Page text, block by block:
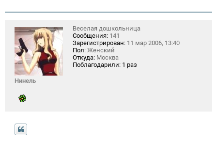
Нинель
Веселая дошкольница
Сообщения: 141
Зарегистрирован: 11 мар 2006, 13:40
Пол: Женский
Откуда: Москва
Поблагодарили: 1 раз